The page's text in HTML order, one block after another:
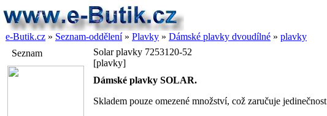
e-Butik.cz » Seznam-oddělení» Plavky » Dámské plavky dvoudílné » plavky
Seznam
Solar plavky 7253120-52
[plavky]
Dámské plavky SOLAR.
Skladem pouze omezené množství, což zaručuje